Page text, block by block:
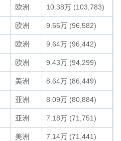
欧洲 10.38万 (103,783)
欧洲 9.66万 (96,582)
欧洲 9.64万 (96,442)
欧洲 9.43万 (94,299)
美洲 8.64万 (86,449)
亚洲 8.09万 (80,884)
亚洲 7.18万 (71,751)
美洲 7.14万 (71,441)